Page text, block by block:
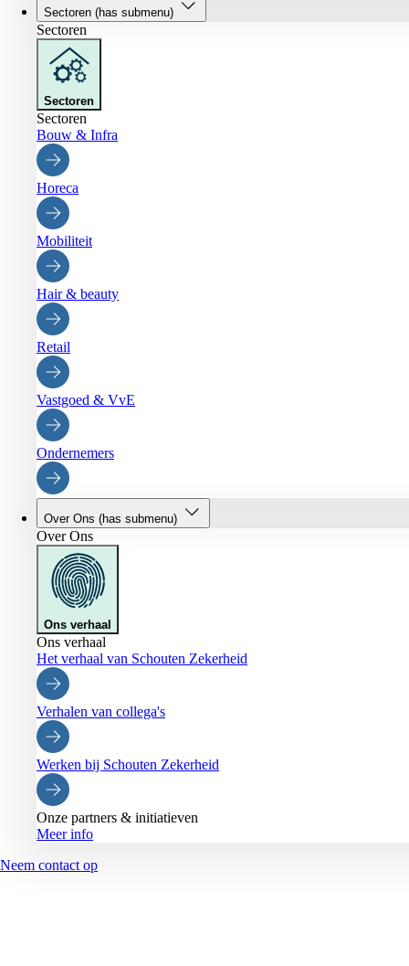
Sectoren (has submenu)
Sectoren
Sectoren
Sectoren
Bouw & Infra
Horeca
Mobiliteit
Hair & beauty
Retail
Vastgoed & VvE
Ondernemers
Over Ons (has submenu)
Over Ons
Ons verhaal
Ons verhaal
Het verhaal van Schouten Zekerheid
Verhalen van collega's
Werken bij Schouten Zekerheid
Onze partners & initiatieven
Meer info
Neem contact op